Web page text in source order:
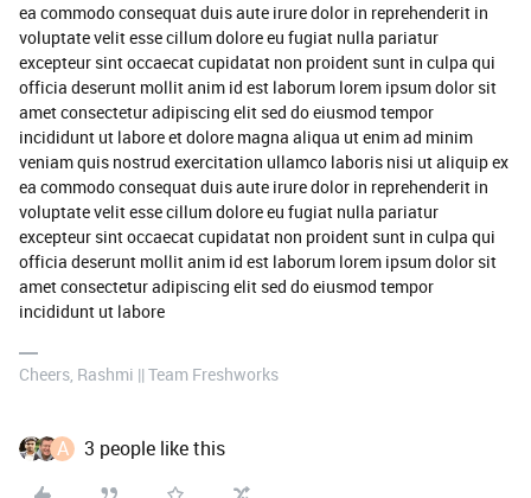
ea commodo consequat duis aute irure dolor in reprehenderit in
voluptate velit esse cillum dolore eu fugiat nulla pariatur
excepteur sint occaecat cupidatat non proident sunt in culpa qui
officia deserunt mollit anim id est laborum lorem ipsum dolor sit
amet consectetur adipiscing elit sed do eiusmod tempor
incididunt ut labore et dolore magna aliqua ut enim ad minim
veniam quis nostrud exercitation ullamco laboris nisi ut aliquip ex
ea commodo consequat duis aute irure dolor in reprehenderit in
voluptate velit esse cillum dolore eu fugiat nulla pariatur
excepteur sint occaecat cupidatat non proident sunt in culpa qui
officia deserunt mollit anim id est laborum lorem ipsum dolor sit
amet consectetur adipiscing elit sed do eiusmod tempor
incididunt ut labore
Cheers, Rashmi || Team Freshworks
A 3 people like this